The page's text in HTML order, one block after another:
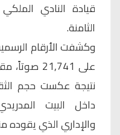
الثامنة.
وكشفت الأرقام
نتيجة عكست حجم
داخل البيت
والإداري الذي يقوده